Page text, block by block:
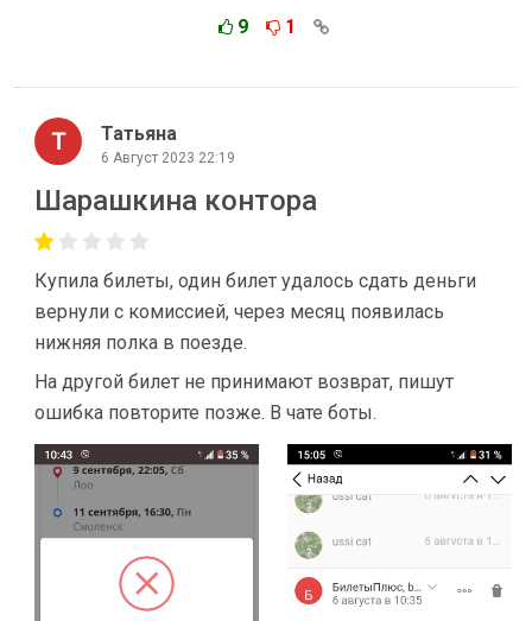
9 1
Татьяна
6 Август 2023 22:19
Шарашкина контора
Купила билеты, один билет удалось сдать деньги
вернули с комиссией, через месяц появилась
нижняя полка в поезде.
На другой билет не принимают возврат, пишут
ошибка повторите позже. В чате боты.